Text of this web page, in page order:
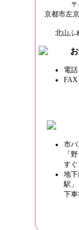
京都市左
北山ふ
電話
FAX
市バ
「
すぐ
地
駅」
下